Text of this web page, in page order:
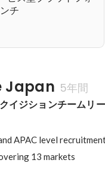
チ
Japan 5年間
イジションチーム
APAC level
13 markets